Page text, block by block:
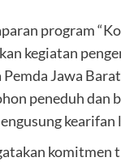
program
kegiatan
Jawa
peneduh dan
kearifan
komitmen